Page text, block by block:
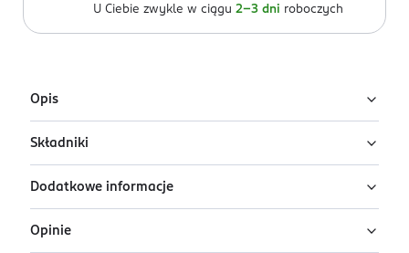
U Ciebie zwykle w ciągu 2-3 dni roboczych
Opis
Olejek do włosów Schwarzkopf Oil Ultime został
stworzony z wykorzystaniem 100% naturalnego,
oczyszczonego olejku arganowego. Intensywnie
odżywia, nabłyszcza, nadaje włosom miękkość i chroni
przed puszeniem, bez ich obciążania.
Składniki
Ingredients: : DIMETHICONE, DIMETHICONOL,
UNDECANE, DICAPRYLYL ETHER, TRIDECANE, ARGANIA
SPINOSA KERNEL OIL, HELIANTHUS ANNUUS SEED OIL,
Dodatkowe informacje
PRZYGOTOWANIE I STOSOWANIE
Opinie